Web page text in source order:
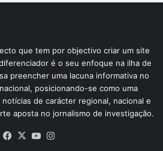
que tem por objectivo criar um site
é o seu enfoque na ilha de
preencher uma lacuna informativa no
posicionando-se como uma
de carácter regional, nacional e
aposta no jornalismo de investigação.
Facebook
X YouTube